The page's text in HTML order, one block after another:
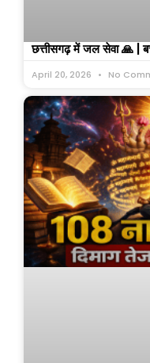
छत्तीसगढ़ में जल सेवा 🙏 |
April 20, 2026 No